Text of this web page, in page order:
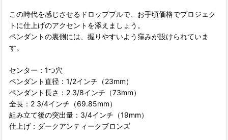
この時代を感じさせるドロッププルで、お手頃価格でプロジェク
トに仕上げのアクセントを添えましょう。
ペンダントの裏側には、握りやすいよう窪みが設けられていま
す。
センター：1つ穴
ペンダント直径：1/2インチ（23mm）
ペンダント長さ：2 3/8インチ（73mm）
全長：2 3/4インチ（69.85mm）
組み立て後の突出量：3/4インチ（19mm）
仕上げ：ダークアンティークブロンズ